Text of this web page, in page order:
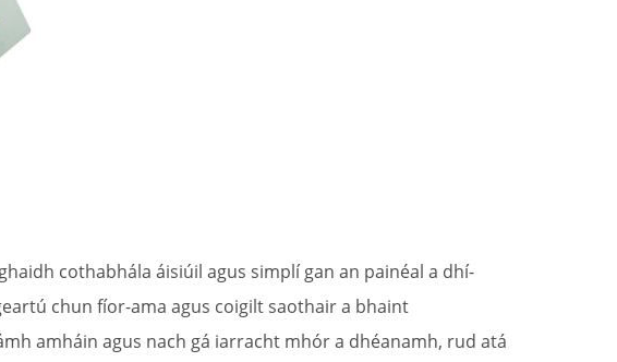
cothabhála áisiúil agus simplí gan an painéal a dhí-
chun fíor-ama agus coigilt saothair a bhaint
amháin agus nach gá iarracht mhór a dhéanamh, rud atá